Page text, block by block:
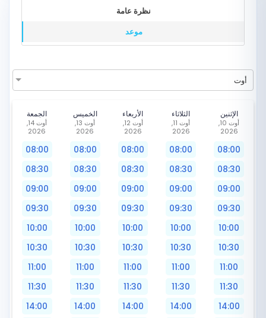
نظرة عامة
موعد
أوت
الجمعة
أوت 14,
2026
08:00
08:30
09:00
09:30
10:00
10:30
11:00
11:30
14:00
الخميس
أوت 13,
2026
08:00
08:30
09:00
09:30
10:00
10:30
11:00
11:30
14:00
الأربعاء
أوت 12,
2026
08:00
08:30
09:00
09:30
10:00
10:30
11:00
11:30
14:00
الثلاثاء
أوت 11,
2026
08:00
08:30
09:00
09:30
10:00
10:30
11:00
11:30
14:00
الإثنين
أوت 10,
2026
08:00
08:30
09:00
09:30
10:00
10:30
11:00
11:30
14:00